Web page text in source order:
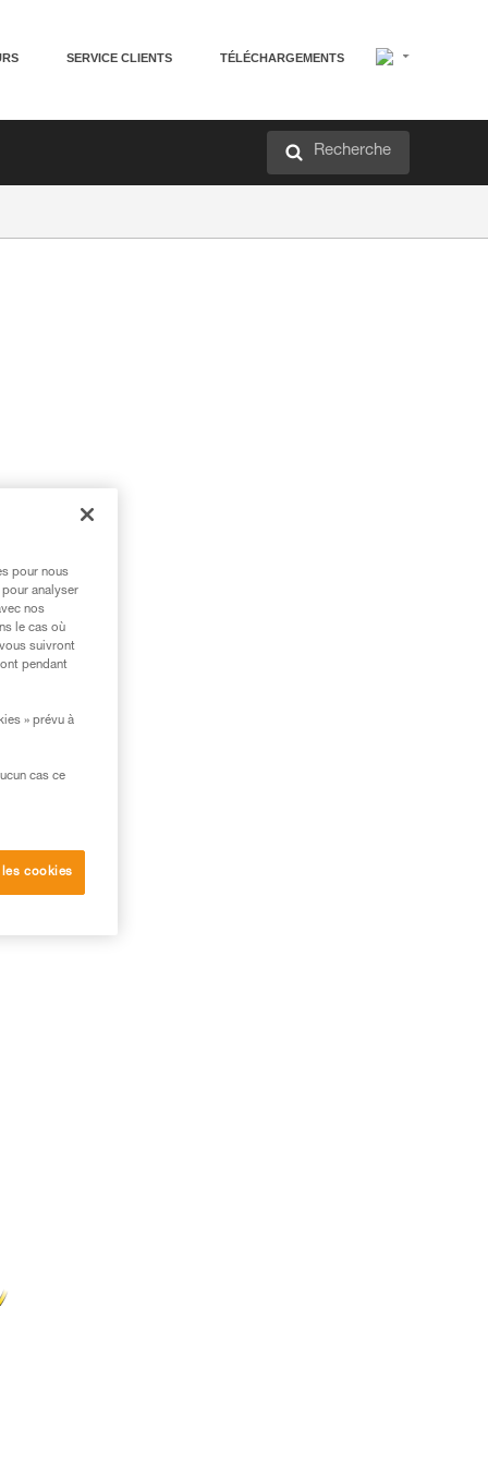
SERVICE CLIENTS TÉLÉCHARGEMENTS
Recherche
pour nous
analyser
nos
le cas où
suivront
pendant
» prévu à
cas ce
cookies